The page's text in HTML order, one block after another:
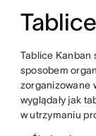
Tablice Kanban
sposobem
zorganizowane
wyglądały jak
w utrzymaniu